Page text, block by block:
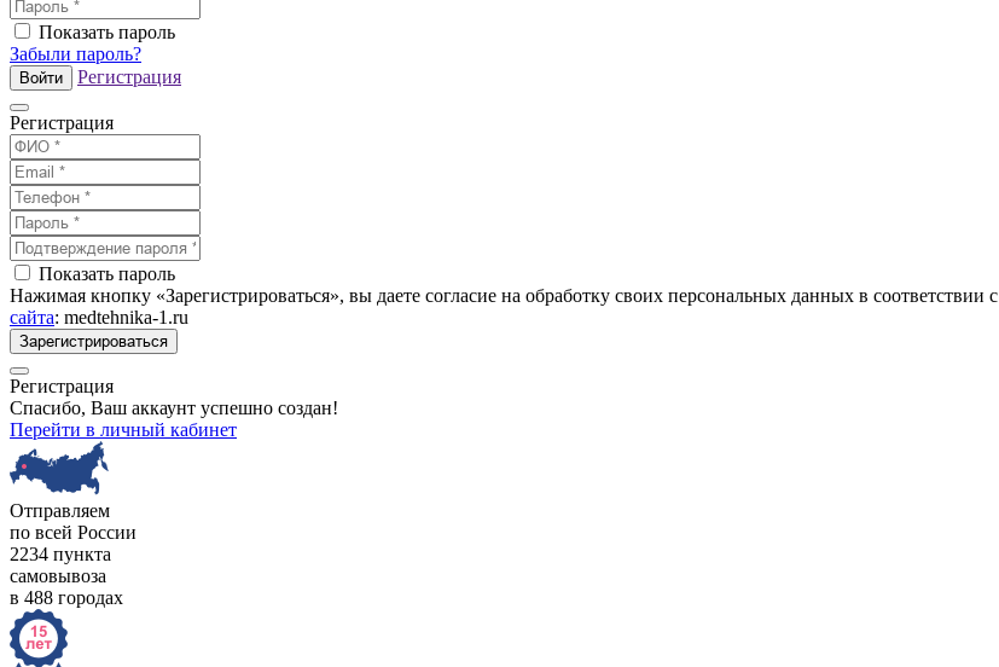
Показать пароль
Забыли пароль?
Войти Регистрация
Регистрация
Показать пароль
Нажимая кнопку «Зарегистрироваться», вы даете согласие на обработку своих персональных данных в соответствии с
сайта: medtehnika-1.ru
Зарегистрироваться
Регистрация
Спасибо, Ваш аккаунт успешно создан!
Перейти в личный кабинет
Отправляем
по всей России
2234 пункта
самовывоза
в 488 городах